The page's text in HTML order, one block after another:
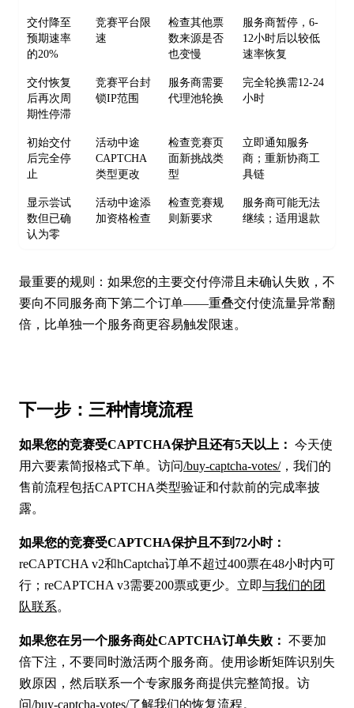
交付降至
预期速率
的20%
竞赛平台限
速
检查其他票
数来源是否
也变慢
服务商暂停，6-
12小时后以较低
速率恢复
交付恢复
后再次周
期性停滞
竞赛平台封
锁IP范围
服务商需要
代理池轮换
完全轮换需12-24
小时
初始交付
后完全停
止
活动中途
CAPTCHA
类型更改
检查竞赛页
面新挑战类
型
立即通知服务
商；重新协商工
具链
显示尝试
数但已确
认为零
活动中途添
加资格检查
检查竞赛规
则新要求
服务商可能无法
继续；适用退款
最重要的规则：如果您的主要交付停滞且未确认失败，不
要向不同服务商下第二个订单——重叠交付使流量异常翻
倍，比单独一个服务商更容易触发限速。
下一步：三种情境流程
如果您的竞赛受CAPTCHA保护且还有5天以上： 今天使
用六要素简报格式下单。访问/buy-captcha-votes/，我们的
售前流程包括CAPTCHA类型验证和付款前的完成率披
露。
如果您的竞赛受CAPTCHA保护且不到72小时：
reCAPTCHA v2和hCaptcha订单不超过400票在48小时内可
行；reCAPTCHA v3需要200票或更少。立即与我们的团
队联系。
如果您在另一个服务商处CAPTCHA订单失败： 不要加
倍下注，不要同时激活两个服务商。使用诊断矩阵识别失
败原因，然后联系一个专家服务商提供完整简报。访
问/buy-captcha-votes/了解我们的恢复流程。